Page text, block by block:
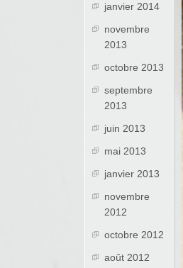
janvier 2014
novembre
2013
octobre 2013
septembre
2013
juin 2013
mai 2013
janvier 2013
novembre
2012
octobre 2012
août 2012